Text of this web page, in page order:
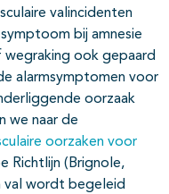
valincidenten
bij amnesie
wegraking ook gepaard
alarmsymptomen voor
oorzaak
we naar de
oorzaken voor
Richtlijn (Brignole,
val wordt begeleid